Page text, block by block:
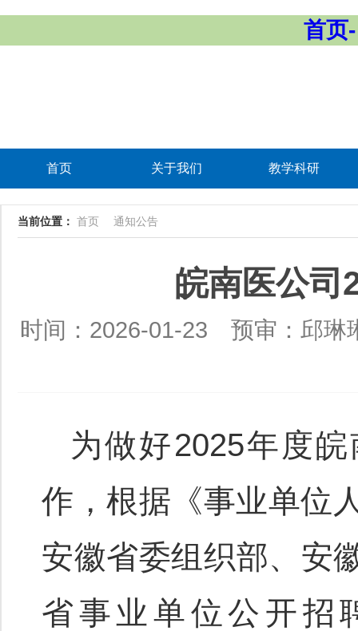
首页
首页 关于我们 教学科研
当前位置： 首页 通知公告
皖南医公司
时间：2026-01-23 预审：邱琳
为做好2025年度
作，根据《事业单位
安徽省委组织部、安
省事业单位公开招